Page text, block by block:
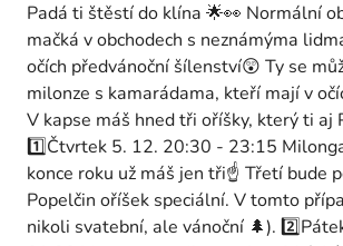
Padá ti štěstí do klína 🌟👀 Normální
mačká v obchodech s neznámýma
očích předvánoční šílenství😲 Ty se
milonze s kamarádama, kteří mají v
V kapse máš hned tři oříšky, který ti aj
1️⃣Čtvrtek 5. 12. 20:30 - 23:15
konce roku už máš jen tři☝️ Třetí bude
Popelčin oříšek speciální. V tomto
nikoli svatební, ale vánoční 🌲).